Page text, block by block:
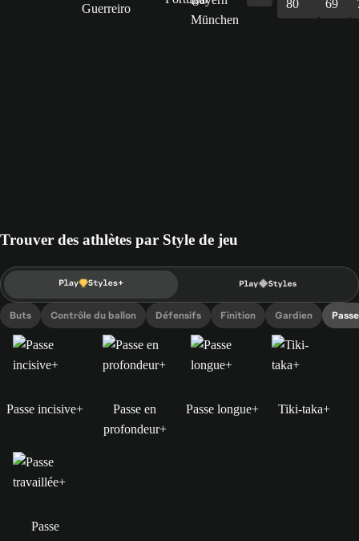
Guerreiro 80 69
Trouver des athlètes par Style de jeu
Buts Contrôle du ballon Défensifs Finition Gardien Passe
Passe incisive+
Passe en
profondeur+
Passe longue+ Tiki-taka+
Passe